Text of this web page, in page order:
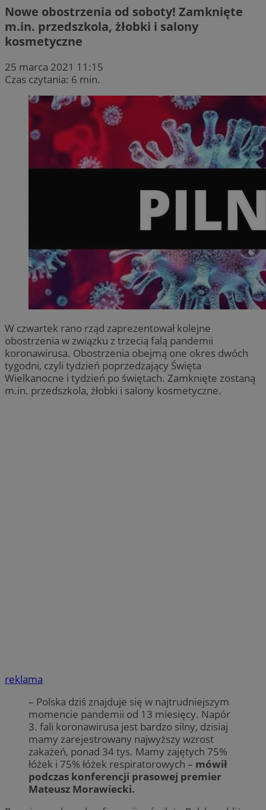
Nowe obostrzenia od soboty! Zamknięte
m.in. przedszkola, żłobki i salony
kosmetyczne
25 marca 2021 11:15
Czas czytania: 6 min.
W czwartek rano rząd zaprezentował kolejne
obostrzenia w związku z trzecią falą pandemii
koronawirusa. Obostrzenia obejmą one okres dwóch
tygodni, czyli tydzień poprzedzający Święta
Wielkanocne i tydzień po świętach. Zamknięte zostaną
m.in. przedszkola, żłobki i salony kosmetyczne.
reklama
– Polska dziś znajduje się w najtrudniejszym
momencie pandemii od 13 miesięcy. Napór
3. fali koronawirusa jest bardzo silny, dzisiaj
mamy zarejestrowany najwyższy wzrost
zakażeń, ponad 34 tys. Mamy zajętych 75%
łóżek i 75% łóżek respiratorowych – mówił
podczas konferencji prasowej premier
Mateusz Morawiecki.